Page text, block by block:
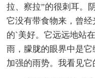
拉、察拉”的很刺耳。
它没有带食物来，曾
的`美好。它远远地站
雨，朦胧的眼界中是
加强的雨势。我看见它